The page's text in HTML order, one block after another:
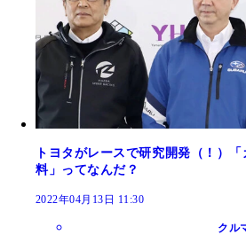
トヨタがレースで研究開発（！）
料」ってなんだ？
2022年04月13日 11:30
クル